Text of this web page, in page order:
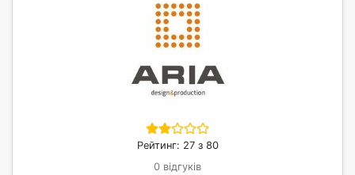
Рейтинг: 27 з 80
0 відгуків